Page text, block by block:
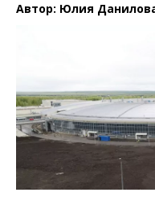
Автор: Юлия